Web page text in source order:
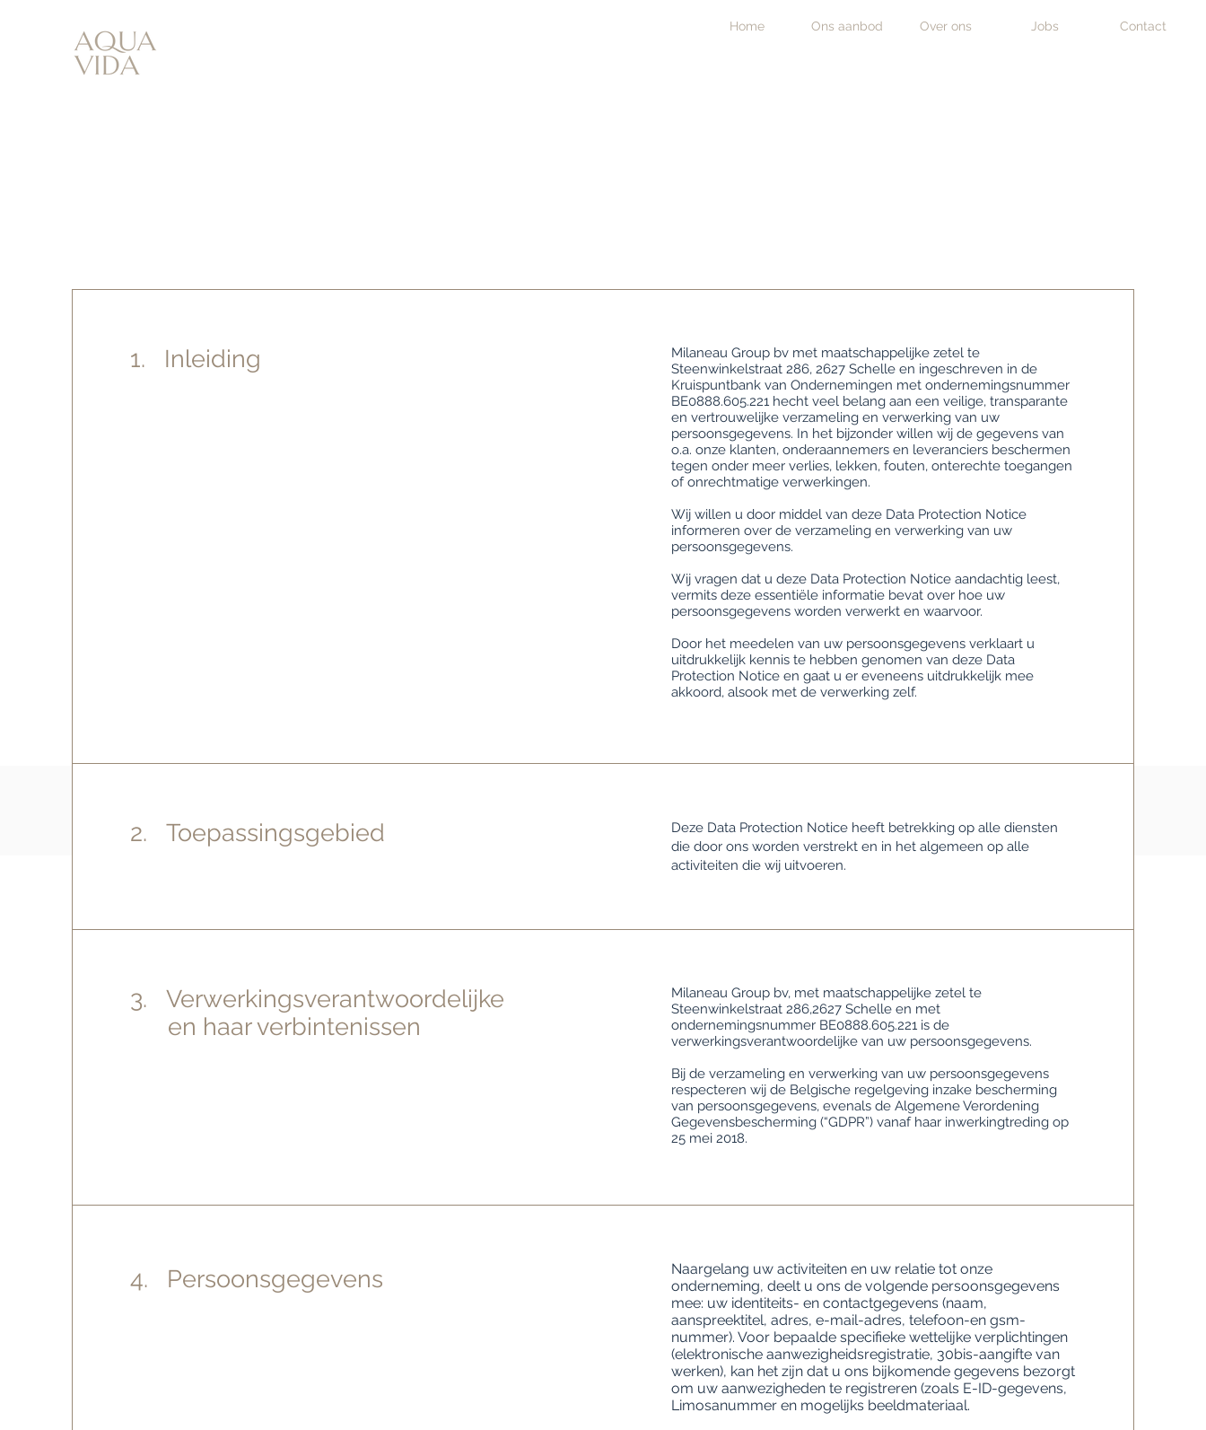
Home Ons aanbod Over ons Jobs Contact
1. Inleiding
Milaneau Group bv met maatschappelijke zetel te
Steenwinkelstraat 286, 2627 Schelle en ingeschreven in de
Kruispuntbank van Ondernemingen met ondernemingsnummer
BE0888.605.221 hecht veel belang aan een veilige, transparante
en vertrouwelijke verzameling en verwerking van uw
persoonsgegevens. In het bijzonder willen wij de gegevens van
o.a. onze klanten, onderaannemers en leveranciers beschermen
tegen onder meer verlies, lekken, fouten, onterechte toegangen
of onrechtmatige verwerkingen.
Wij willen u door middel van deze Data Protection Notice
informeren over de verzameling en verwerking van uw
persoonsgegevens.
Wij vragen dat u deze Data Protection Notice aandachtig leest,
vermits deze essentiële informatie bevat over hoe uw
persoonsgegevens worden verwerkt en waarvoor.
Door het meedelen van uw persoonsgegevens verklaart u
uitdrukkelijk kennis te hebben genomen van deze Data
Protection Notice en gaat u er eveneens uitdrukkelijk mee
akkoord, alsook met de verwerking zelf.
2. Toepassingsgebied
Deze Data Protection Notice heeft betrekking op alle diensten
die door ons worden verstrekt en in het algemeen op alle
activiteiten die wij uitvoeren.
3. Verwerkingsverantwoordelijke
en haar verbintenissen
Milaneau Group bv, met maatschappelijke zetel te
Steenwinkelstraat 286,2627 Schelle en met
ondernemingsnummer BE0888.605.221 is de
verwerkingsverantwoordelijke van uw persoonsgegevens.
Bij de verzameling en verwerking van uw persoonsgegevens
respecteren wij de Belgische regelgeving inzake bescherming
van persoonsgegevens, evenals de Algemene Verordening
Gegevensbescherming (“GDPR”) vanaf haar inwerkingtreding op
25 mei 2018.
4. Persoonsgegevens
Naargelang uw activiteiten en uw relatie tot onze
onderneming, deelt u ons de volgende persoonsgegevens
mee: uw identiteits- en contactgegevens (naam,
aanspreektitel, adres, e-mail-adres, telefoon-en gsm-
nummer). Voor bepaalde specifieke wettelijke verplichtingen
(elektronische aanwezigheidsregistratie, 30bis-aangifte van
werken), kan het zijn dat u ons bijkomende gegevens bezorgt
om uw aanwezigheden te registreren (zoals E-ID-gegevens,
Limosanummer en mogelijks beeldmateriaal.